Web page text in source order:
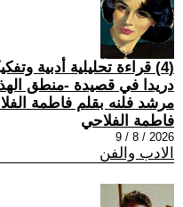
(4) قراءة تحليلية أدبية
دريدا في قصيدة -منطق
مرشد فلنه بقلم فاطمة
فاطمة الفلاحي
2026 / 8 / 9
الادب والفن